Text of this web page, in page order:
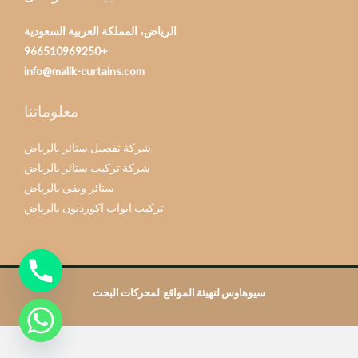
الرياض، المملكة العربية السعودية
+966510969250
info@malik-curtains.com
معلوماتنا
شركة تفصيل ستائر بالرياض
شركة تركيب ستائر بالرياض
ستائر ويفي بالرياض
تركيب ابواب اكورديون بالرياض
سيوهاوس لتهيئة المواقع لمحركات البحث